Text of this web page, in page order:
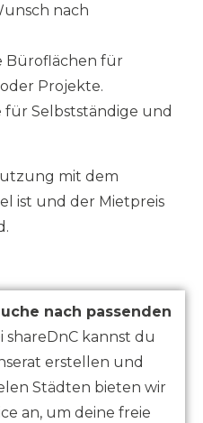
nach
Büroflächen für
Projekte.
für Selbstständige und
mit dem
ist und der Mietpreis
nach passenden
shareDnC kannst du
erstellen und
Städten bieten wir
an, um deine freie